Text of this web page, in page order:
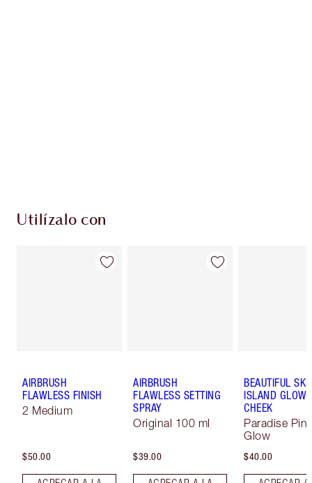
Utilízalo con
AIRBRUSH
FLAWLESS FINISH
2 Medium
$50.00
AIRBRUSH
FLAWLESS SETTING
SPRAY
Original 100 ml
$39.00
BEAUTIFUL
ISLAND GLOW
CHEEK
Paradise
Glow
$40.00